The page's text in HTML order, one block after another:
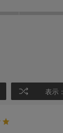
表示